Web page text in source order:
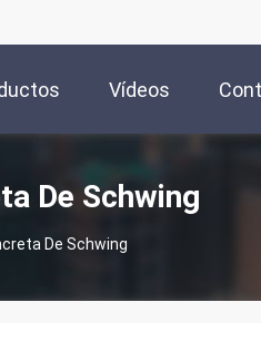
Vídeos
De Schwing
De Schwing